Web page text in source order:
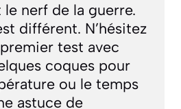
le nerf de la guerre.
différent. N’hésitez
test avec
coques pour
ou le temps
astuce de